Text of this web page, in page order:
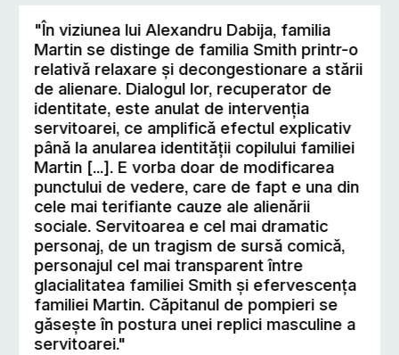
"În viziunea lui Alexandru Dabija, familia
Martin se distinge de familia Smith printr-o
relativă relaxare şi decongestionare a stării
de alienare. Dialogul lor, recuperator de
identitate, este anulat de intervenţia
servitoarei, ce amplifică efectul explicativ
până la anularea identităţii copilului familiei
Martin [...]. E vorba doar de modificarea
punctului de vedere, care de fapt e una din
cele mai terifiante cauze ale alienării
sociale. Servitoarea e cel mai dramatic
personaj, de un tragism de sursă comică,
personajul cel mai transparent între
glacialitatea familiei Smith şi efervescenţa
familiei Martin. Căpitanul de pompieri se
găseşte în postura unei replici masculine a
servitoarei."